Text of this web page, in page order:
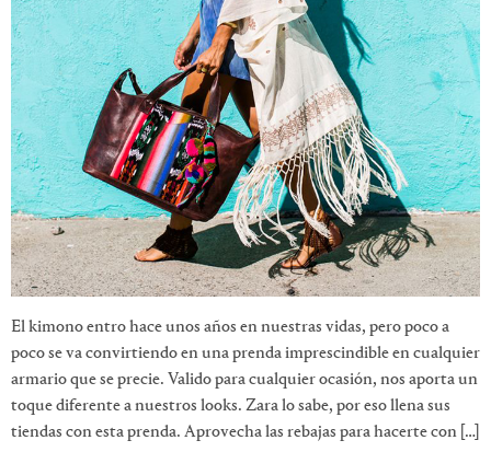
El kimono entro hace unos años en nuestras vidas, pero poco a
poco se va convirtiendo en una prenda imprescindible en cualquier
armario que se precie. Valido para cualquier ocasión, nos aporta un
toque diferente a nuestros looks. Zara lo sabe, por eso llena sus
tiendas con esta prenda. Aprovecha las rebajas para hacerte con […]